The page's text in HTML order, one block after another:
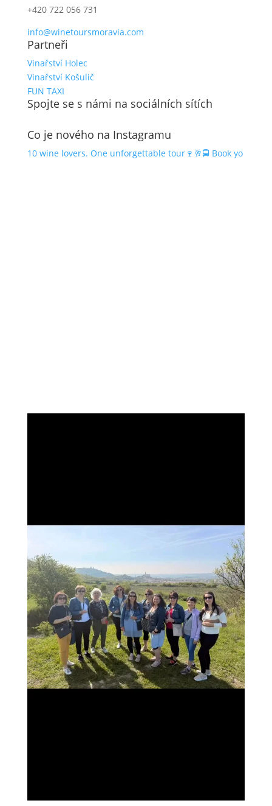
+420 722 056 731
info@winetoursmoravia.com
Partneři
Vinařství Holec
Vinařství Košulič
FUN TAXI
Spojte se s námi na sociálních sítích
Co je nového na Instagramu
10 wine lovers. One unforgettable tour🍷🥂🚍 Book yo